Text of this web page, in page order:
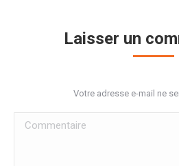
Laisser un
Votre adresse e-mail ne
Commentaire